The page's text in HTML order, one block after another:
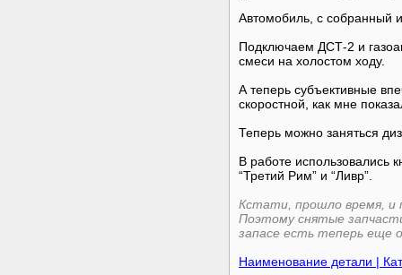
Автомобиль, с собранный
Подключаем ДСТ-2 и
смеси на холостом ходу.
А теперь субъективные
скоростной, как мне
Теперь можно заняться
В работе использовались
“Третий Рим” и “Ливр”.
Кстати, прошло время, и
Поэтому снятые
запасе есть теперь еще
Наименование детали |